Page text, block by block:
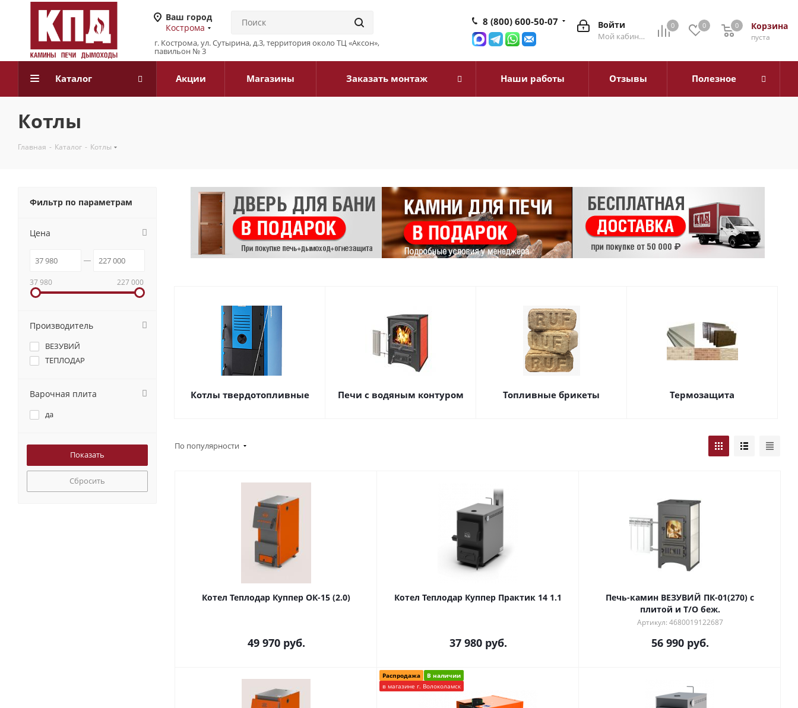
Ваш город
Кострома
г. Кострома, ул. Сутырина, д.3, территория около ТЦ «Аксон»,
павильон № 3
0 0 Корзина
0
пуста
0
Войти
Мой кабинет
8 (800) 600-50-07
Каталог Акции Магазины Заказать монтаж Наши работы Отзывы Полезное
Котлы
Главная - Каталог - Котлы
Котлы твердотопливные Печи с водяным контуром Топливные брикеты Термозащита
По популярности
Котел Теплодар Куппер ОК-15 (2.0)
49 970руб.
Котел Теплодар Куппер Практик 14 1.1
37 980руб.
Печь-камин ВЕЗУВИЙ ПК-01(270) с
плитой и Т/О беж.
Артикул: 4680019122687
56 990руб.
Распродажа
В наличии
в магазине г. Волоколамск
Фильтр по параметрам
Цена
37 980 227 000
Производитель
ВЕЗУВИЙ
ТЕПЛОДАР
Варочная плита
да
Сбросить